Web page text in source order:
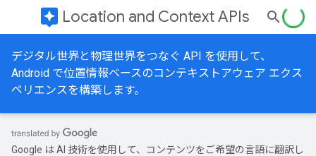
assistant Location and Context APIs
デジタル世界と物理世界をつなぐ API を使用して、
Android で位置情報ベースのコンテキストアウェア エクス
ペリエンスを構築します。
Google は AI 技術を使用して、コンテンツをご希望の言語に翻訳し